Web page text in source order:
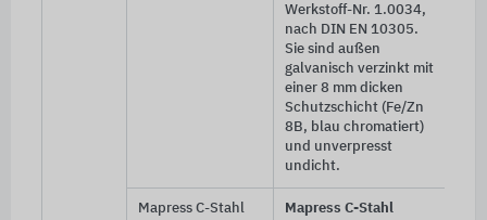
Werkstoff-Nr. 1.0034,
nach DIN EN 10305.
Sie sind außen
galvanisch verzinkt mit
einer 8 mm dicken
Schutzschicht (Fe/Zn
8B, blau chromatiert)
und unverpresst
undicht.
Mapress C-Stahl
Mapress C-Stahl